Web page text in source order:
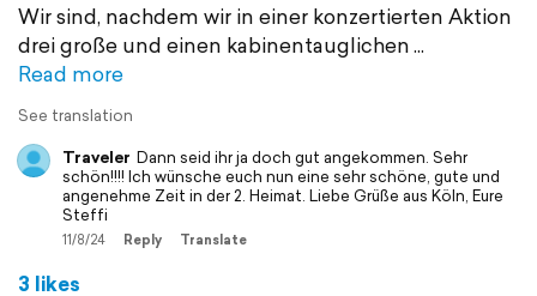
Wir sind, nachdem wir in einer konzertierten Aktion
drei große und einen kabinentauglichen
Read more
See translation
Traveler Dann seid ihr ja doch gut angekommen. Sehr
schön!!!! Ich wünsche euch nun eine sehr schöne, gute und
angenehme Zeit in der 2. Heimat. Liebe Grüße aus Köln, Eure
Steffi
11/8/24 Reply Translate
3 likes